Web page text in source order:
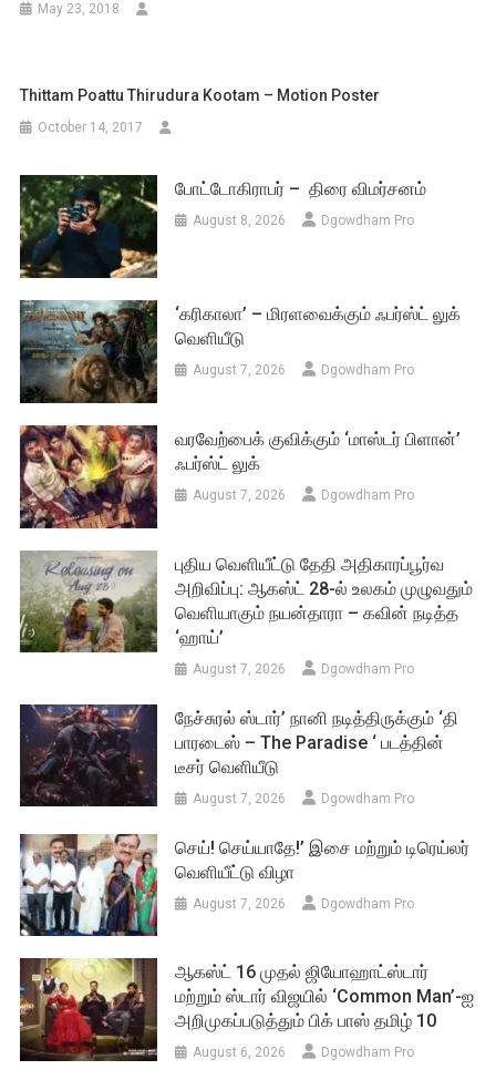
May 23, 2018
Thittam Poattu Thirudura Kootam – Motion Poster
October 14, 2017
போட்டோகிராபர் – திரை விமர்சனம்
August 8, 2026 Dgowdham Pro
‘கரிகாலா’ – மிரளவைக்கும் ஃபர்ஸ்ட் லுக்
வெளியீடு
August 7, 2026 Dgowdham Pro
வரவேற்பைக் குவிக்கும் ‘மாஸ்டர் பிளான்’
ஃபர்ஸ்ட் லுக்
August 7, 2026 Dgowdham Pro
புதிய வெளியீட்டு தேதி அதிகாரப்பூர்வ
அறிவிப்பு: ஆகஸ்ட் 28-ல் உலகம் முழுவதும்
வெளியாகும் நயன்தாரா – கவின் நடித்த
‘ஹாய்’
August 7, 2026 Dgowdham Pro
நேச்சுரல் ஸ்டார்’ நானி நடித்திருக்கும் ‘தி
பாரடைஸ் – The Paradise ‘ படத்தின்
டீசர் வெளியீடு
August 7, 2026 Dgowdham Pro
செய்! செய்யாதே!’ இசை மற்றும் டிரெய்லர்
வெளியீட்டு விழா
August 7, 2026 Dgowdham Pro
ஆகஸ்ட் 16 முதல் ஜியோஹாட்ஸ்டார்
மற்றும் ஸ்டார் விஜயில் ‘Common Man’-ஐ
அறிமுகப்படுத்தும் பிக் பாஸ் தமிழ் 10
August 6, 2026 Dgowdham Pro